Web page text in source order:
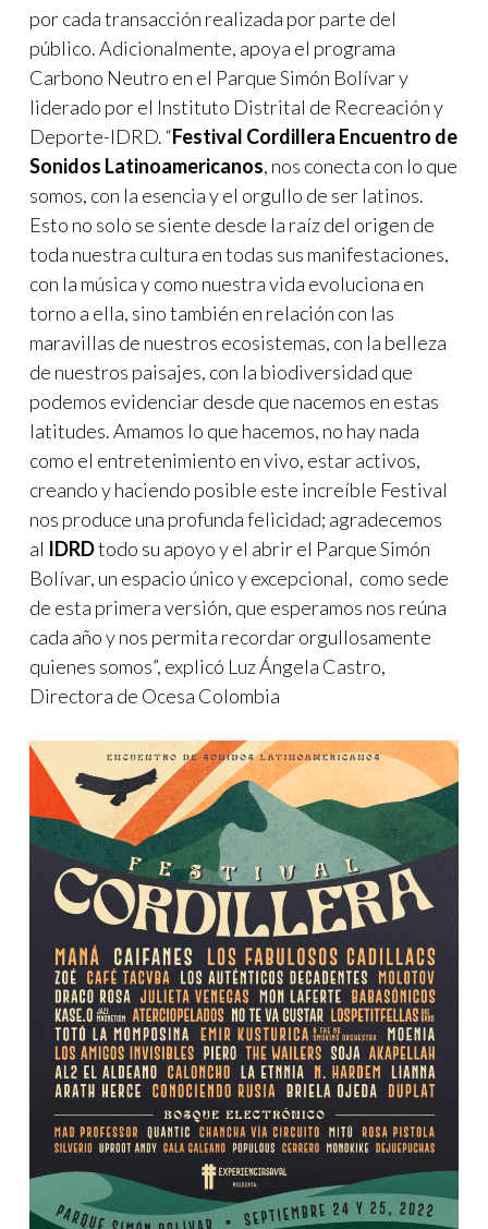
por cada transacción realizada por parte del
público. Adicionalmente, apoya el programa
Carbono Neutro en el Parque Simón Bolívar y
liderado por el Instituto Distrital de Recreación y
Deporte-IDRD. “Festival Cordillera Encuentro de
Sonidos Latinoamericanos, nos conecta con lo que
somos, con la esencia y el orgullo de ser latinos.
Esto no solo se siente desde la raíz del origen de
toda nuestra cultura en todas sus manifestaciones,
con la música y como nuestra vida evoluciona en
torno a ella, sino también en relación con las
maravillas de nuestros ecosistemas, con la belleza
de nuestros paisajes, con la biodiversidad que
podemos evidenciar desde que nacemos en estas
latitudes. Amamos lo que hacemos, no hay nada
como el entretenimiento en vivo, estar activos,
creando y haciendo posible este increíble Festival
nos produce una profunda felicidad; agradecemos
al IDRDtodo su apoyo y el abrir el Parque Simón
Bolívar, un espacio único y excepcional, como sede
de esta primera versión, que esperamos nos reúna
cada año y nos permita recordar orgullosamente
quienes somos”, explicó Luz Ángela Castro,
Directora de Ocesa Colombia